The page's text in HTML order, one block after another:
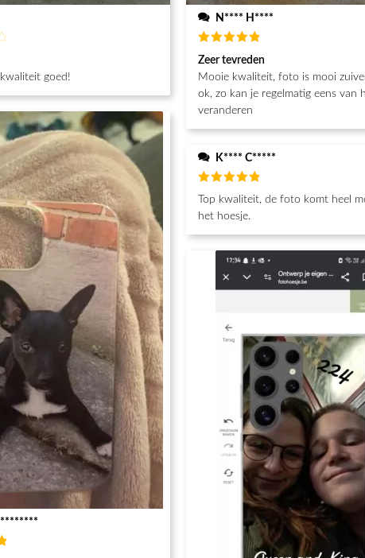
goed!
N**** H****
Beoordeeld
5van de 5
Zeer tevreden
Mooie kwaliteit, foto is mooi zuiver. Prijs is
ok, zo kan je regelmatig eens van
veranderen
K**** C*****
Beoordeeld
5van de 5
Top kwaliteit, de foto komt heel
het hoesje.